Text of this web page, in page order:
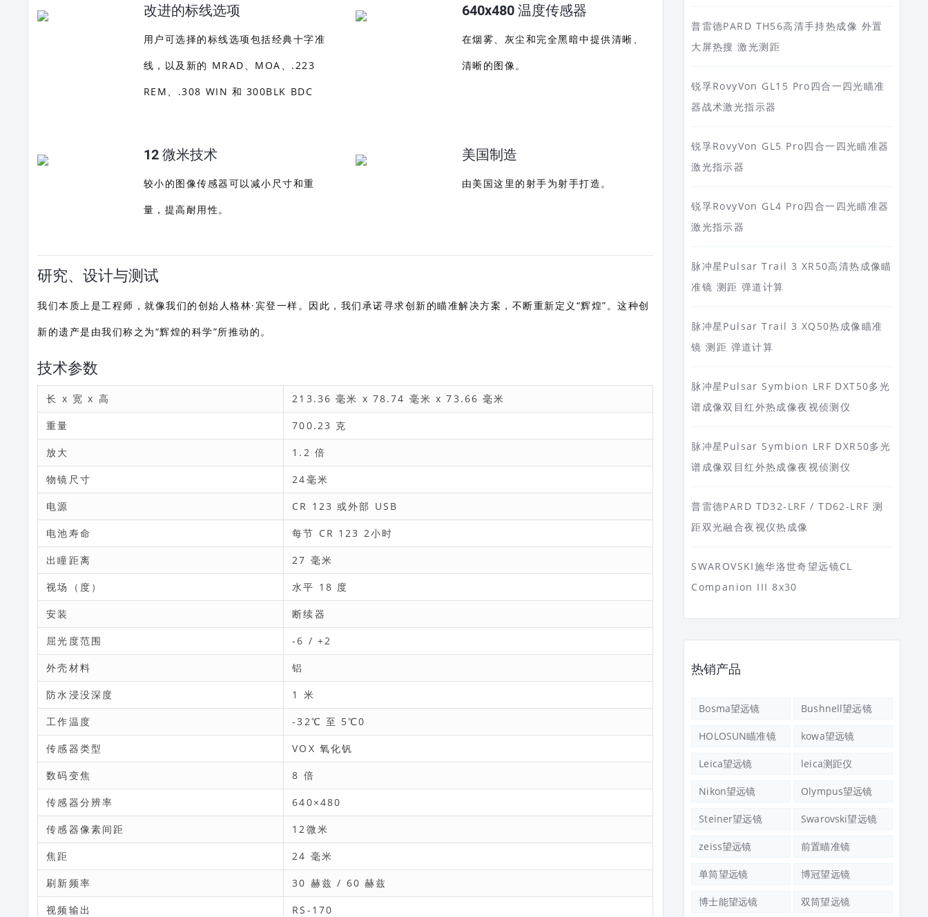
改进的标线选项
用户可选择的标线选项包括经典十字准
线，以及新的 MRAD、MOA、.223
REM、.308 WIN 和 300BLK BDC
640x480 温度传感器
在烟雾、灰尘和完全黑暗中提供清晰、
清晰的图像。
12 微米技术
较小的图像传感器可以减小尺寸和重
量，提高耐用性。
美国制造
由美国这里的射手为射手打造。
研究、设计与测试
我们本质上是工程师，就像我们的创始人格林·宾登一样。因此，我们承诺寻求创新的瞄准解决方案，不断重新定义“辉煌”。这种创
新的遗产是由我们称之为“辉煌的科学”所推动的。
技术参数
长 x 宽 x 高 213.36 毫米 x 78.74 毫米 x 73.66 毫米
重量 700.23 克
放大 1.2 倍
物镜尺寸 24毫米
电源 CR 123 或外部 USB
电池寿命 每节 CR 123 2小时
出瞳距离 27 毫米
视场（度） 水平 18 度
安装 断续器
屈光度范围 -6 / +2
外壳材料 铝
防水浸没深度 1 米
工作温度 -32℃ 至 5℃0
传感器类型 VOX 氧化钒
数码变焦 8 倍
传感器分辨率 640×480
传感器像素间距 12微米
焦距 24 毫米
刷新频率 30 赫兹 / 60 赫兹
视频输出 RS-170
普雷德PARD TH56高清手持热成像 外置
大屏热搜 激光测距
锐孚RovyVon GL15 Pro四合一四光瞄准
器战术激光指示器
锐孚RovyVon GL5 Pro四合一四光瞄准器
激光指示器
锐孚RovyVon GL4 Pro四合一四光瞄准器
激光指示器
脉冲星Pulsar Trail 3 XR50高清热成像瞄
准镜 测距 弹道计算
脉冲星Pulsar Trail 3 XQ50热成像瞄准
镜 测距 弹道计算
脉冲星Pulsar Symbion LRF DXT50多光
谱成像双目红外热成像夜视侦测仪
脉冲星Pulsar Symbion LRF DXR50多光
谱成像双目红外热成像夜视侦测仪
普雷德PARD TD32-LRF / TD62-LRF 测
距双光融合夜视仪热成像
SWAROVSKI施华洛世奇望远镜CL
Companion III 8x30
热销产品
Bosma望远镜 Bushnell望远镜
HOLOSUN瞄准镜 kowa望远镜
Leica望远镜 leica测距仪
Nikon望远镜 Olympus望远镜
Steiner望远镜 Swarovski望远镜
zeiss望远镜 前置瞄准镜
单筒望远镜 博冠望远镜
博士能望远镜 双筒望远镜